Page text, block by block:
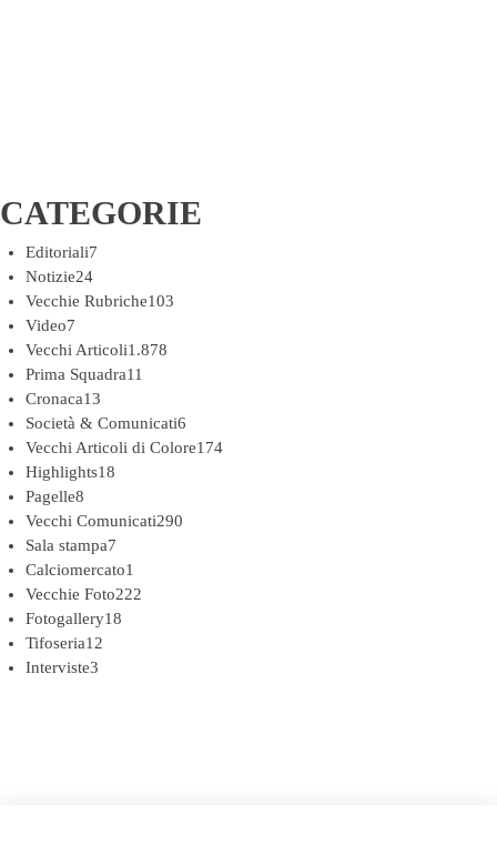
CATEGORIE
Editoriali7
Notizie24
Vecchie Rubriche103
Video7
Vecchi Articoli1.878
Prima Squadra11
Cronaca13
Società & Comunicati6
Vecchi Articoli di Colore174
Highlights18
Pagelle8
Vecchi Comunicati290
Sala stampa7
Calciomercato1
Vecchie Foto222
Fotogallery18
Tifoseria12
Interviste3